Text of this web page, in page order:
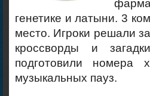
генетике и латыни. 3
место. Игроки решали
кроссворды и
подготовили номера
музыкальных пауз.